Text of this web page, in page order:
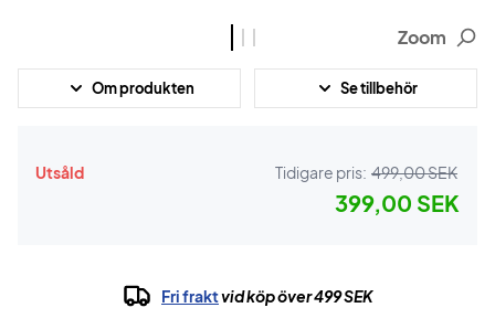
Zoom
Om produkten Se tillbehör
Utsåld Tidigare pris: 499,00 SEK
399,00 SEK
Fri fraktvid köp över 499 SEK